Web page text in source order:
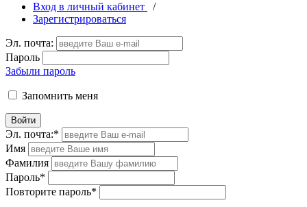
Вход в личный кабинет
/
Зарегистрироваться
Эл. почта:
Пароль
Забыли пароль
Запомнить меня
Войти
Эл. почта:*
Имя
Фамилия
Пароль*
Повторите пароль*